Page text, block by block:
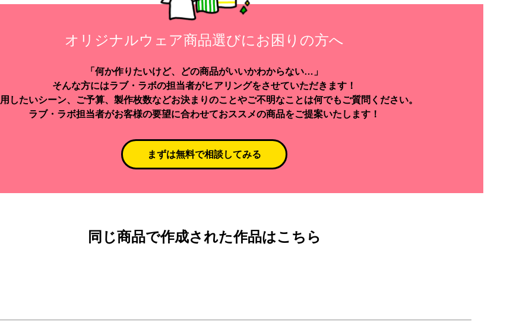
オリジナルウェア商品選びにお困りの方へ
「何か作りたいけど、どの商品がいいかわからない…」
そんな方にはラブ・ラボの担当者がヒアリングをさせていただきます！
したいシーン、ご予算、製作枚数などお決まりのことやご不明なことは何でもご質問ください。
ラブ・ラボ担当者がお客様の要望に合わせておススメの商品をご提案いたします！
まずは無料で相談してみる
同じ商品で作成された作品はこちら